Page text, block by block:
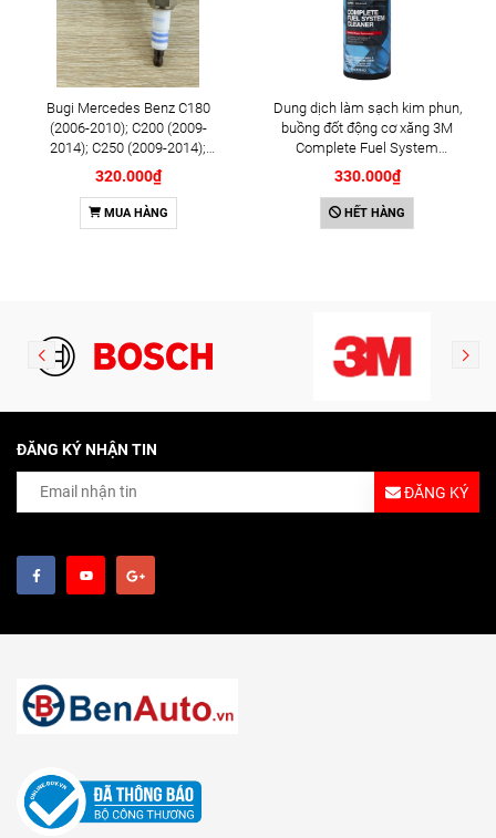
Bugi Mercedes Benz C180
(2006-2010); C200 (2009-
2014); C250 (2009-2014);
E250 (2009-2013); G500
(2008-2015); GL450 (2006-
2012), S500 (2005-2011);
SLK200 (2011-2015) chính
320.000₫
MUA HÀNG
Dung dịch làm sạch kim phun,
buồng đốt động cơ xăng 3M
Complete Fuel System
Cleaner 473ml (08813)
330.000₫
HẾT HÀNG
ĐĂNG KÝ NHẬN TIN
ĐĂNG KÝ